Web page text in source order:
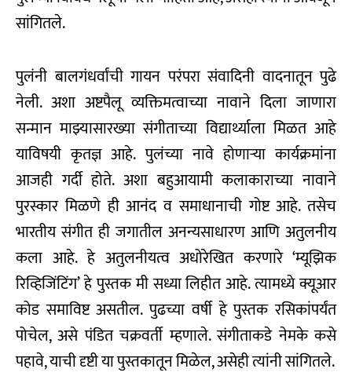
सांगितले.
पुलंनी बालगंधर्वांची गायन परंपरा संवादिनी वादनातून पुढे
नेली. अशा अष्टपैलू व्यक्तिमत्वाच्या नावाने दिला जाणारा
सन्मान माझ्यासारख्या संगीताच्या विद्यार्थ्याला मिळत आहे
याविषयी कृतज्ञ आहे. पुलंच्या नावे होणाऱ्या कार्यक्रमांना
आजही गर्दी होते. अशा बहुआयामी कलाकाराच्या नावाने
पुरस्कार मिळणे ही आनंद व समाधानाची गोष्ट आहे. तसेच
भारतीय संगीत ही जगातील अनन्यसाधारण आणि अतुलनीय
कला आहे. हे अतुलनीयत्व अधोरेखित करणारे ‘म्यूझिक
रिव्हिजिंटिंग’ हे पुस्तक मी सध्या लिहीत आहे. त्यामध्ये क्यूआर
कोड समाविष्ट असतील. पुढच्या वर्षी हे पुस्तक रसिकांपर्यंत
पोचेल, असे पंडित चक्रवर्ती म्हणाले. संगीताकडे नेमके कसे
पहावे, याची दृष्टी या पुस्तकातून मिळेल, असेही त्यांनी सांगितले.